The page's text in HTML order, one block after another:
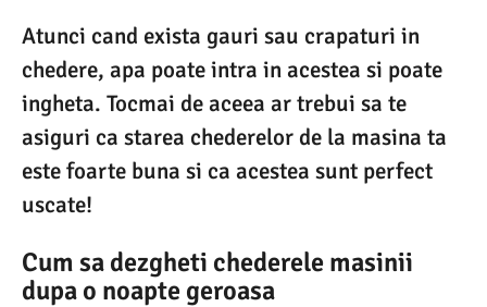
Atunci cand exista gauri sau crapaturi in
chedere, apa poate intra in acestea si poate
ingheta. Tocmai de aceea ar trebui sa te
asiguri ca starea chederelor de la masina ta
este foarte buna si ca acestea sunt perfect
uscate!
Cum sa dezgheti chederele masinii
dupa o noapte geroasa